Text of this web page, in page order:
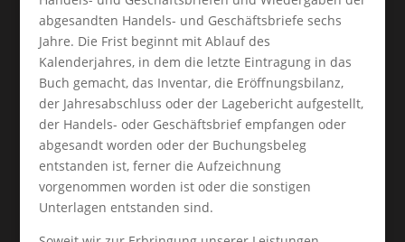
abgesandten Handels- und Geschäftsbriefe sechs
Jahre. Die Frist beginnt mit Ablauf des
Kalenderjahres, in dem die letzte Eintragung in das
Buch gemacht, das Inventar, die Eröffnungsbilanz,
der Jahresabschluss oder der Lagebericht aufgestellt,
der Handels- oder Geschäftsbrief empfangen oder
abgesandt worden oder der Buchungsbeleg
entstanden ist, ferner die Aufzeichnung
vorgenommen worden ist oder die sonstigen
Unterlagen entstanden sind.